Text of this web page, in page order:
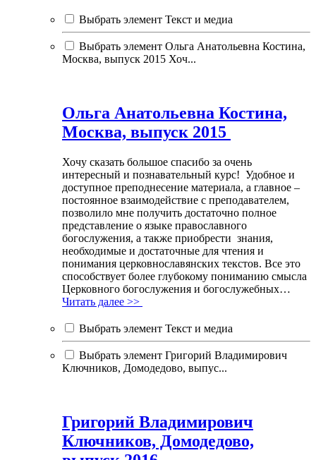
Выбрать элемент Текст и медиа
Выбрать элемент Ольга Анатольевна Костина,
Москва, выпуск 2015 Хоч...
Ольга Анатольевна Костина,
Москва, выпуск 2015
Хочу сказать большое спасибо за очень
интересный и познавательный курс! Удобное и
доступное преподнесение материала, а главное –
постоянное взаимодействие с преподавателем,
позволило мне получить достаточно полное
представление о языке православного
богослужения, а также приобрести знания,
необходимые и достаточные для чтения и
понимания церковнославянских текстов. Все это
способствует более глубокому пониманию смысла
Церковного богослужения и богослужебных…
Читать далее >>
Выбрать элемент Текст и медиа
Выбрать элемент Григорий Владимирович
Ключников, Домодедово, выпус...
Григорий Владимирович
Ключников, Домодедово,